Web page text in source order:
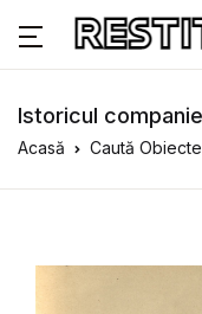
Istoricul
Acasă Caută